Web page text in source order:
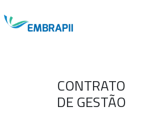
CONTRATO
DE GESTÃO